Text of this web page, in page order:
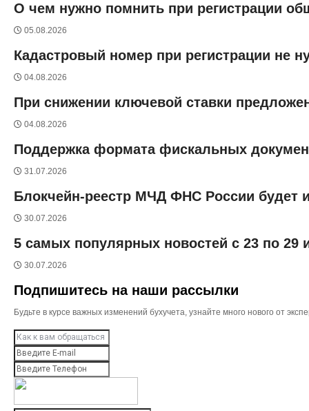
О чем нужно помнить при регистрации
05.08.2026
Кадастровый номер при регистрации не
04.08.2026
При снижении ключевой ставки
04.08.2026
Поддержка формата фискальных
31.07.2026
Блокчейн-реестр МЧД ФНС России будет
30.07.2026
5 самых популярных новостей с 23 по 29
30.07.2026
Подпишитесь на наши рассылки
Будьте в курсе важных изменений бухучета, узнайте много нового от